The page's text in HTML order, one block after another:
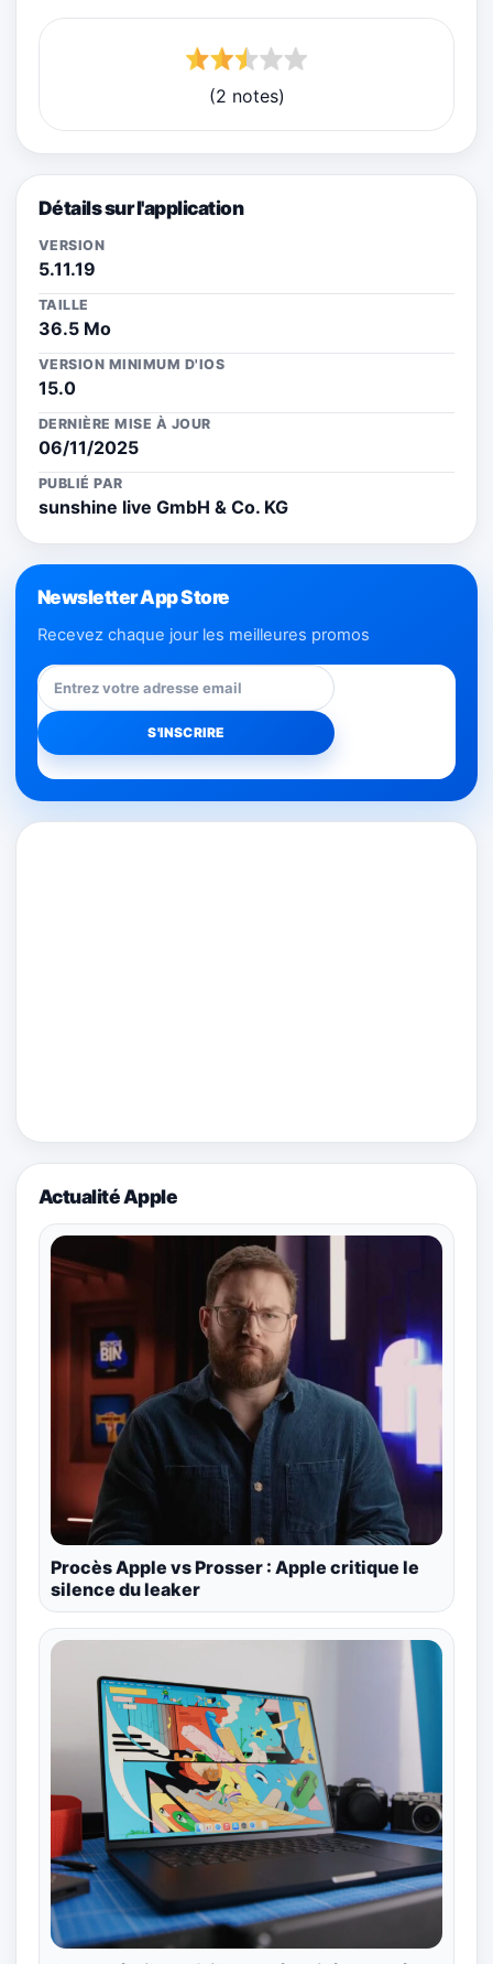
(2 notes)
Détails sur l'application
VERSION
5.11.19
TAILLE
36.5 Mo
VERSION MINIMUM D'IOS
15.0
DERNIÈRE MISE À JOUR
06/11/2025
PUBLIÉ PAR
sunshine live GmbH & Co. KG
Newsletter App Store
Recevez chaque jour les meilleures promos
Actualité Apple
Procès Apple vs Prosser : Apple critique le
silence du leaker